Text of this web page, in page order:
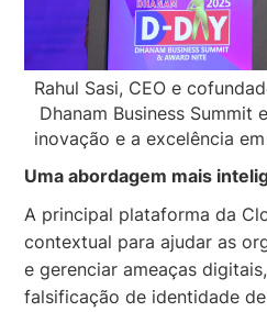
Rahul Sasi, CEO e
Dhanam Business Summit
inovação e a excelência
Uma abordagem mais
A principal plataforma da
contextual para ajudar as
e gerenciar ameaças
falsificação de identidade